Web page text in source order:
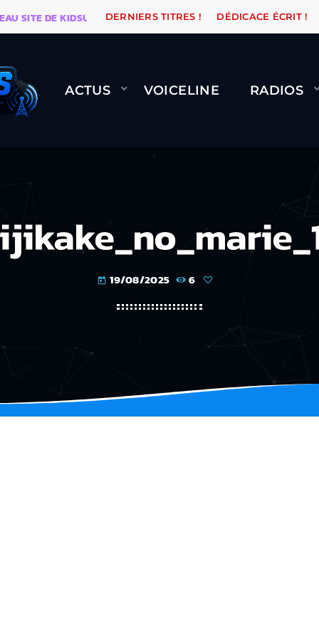
DE KIDSUNE WARÉTRO ORANGE ROAD QUI
DERNIERS TITRES ! DÉDICACE ÉCRIT !
ACTUS VOICELINE RADIOS
today 19/08/2025 6